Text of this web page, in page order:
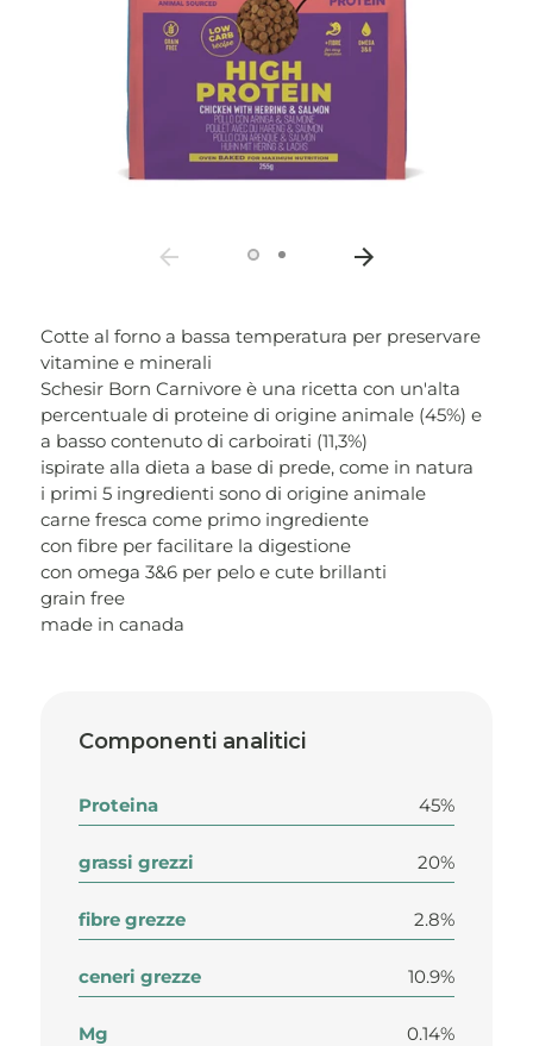
Cotte al forno a bassa temperatura per preservare
vitamine e minerali
Schesir Born Carnivore è una ricetta con un'alta
percentuale di proteine di origine animale (45%) e
a basso contenuto di carboirati (11,3%)
ispirate alla dieta a base di prede, come in natura
i primi 5 ingredienti sono di origine animale
carne fresca come primo ingrediente
con fibre per facilitare la digestione
con omega 3&6 per pelo e cute brillanti
grain free
made in canada
Componenti analitici
Proteina 45%
grassi grezzi 20%
fibre grezze 2.8%
ceneri grezze 10.9%
Mg 0.14%